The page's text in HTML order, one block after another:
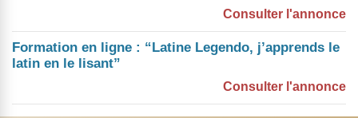
Consulter l'annonce
Formation en ligne : “Latine Legendo, j’apprends le
latin en le lisant”
Consulter l'annonce